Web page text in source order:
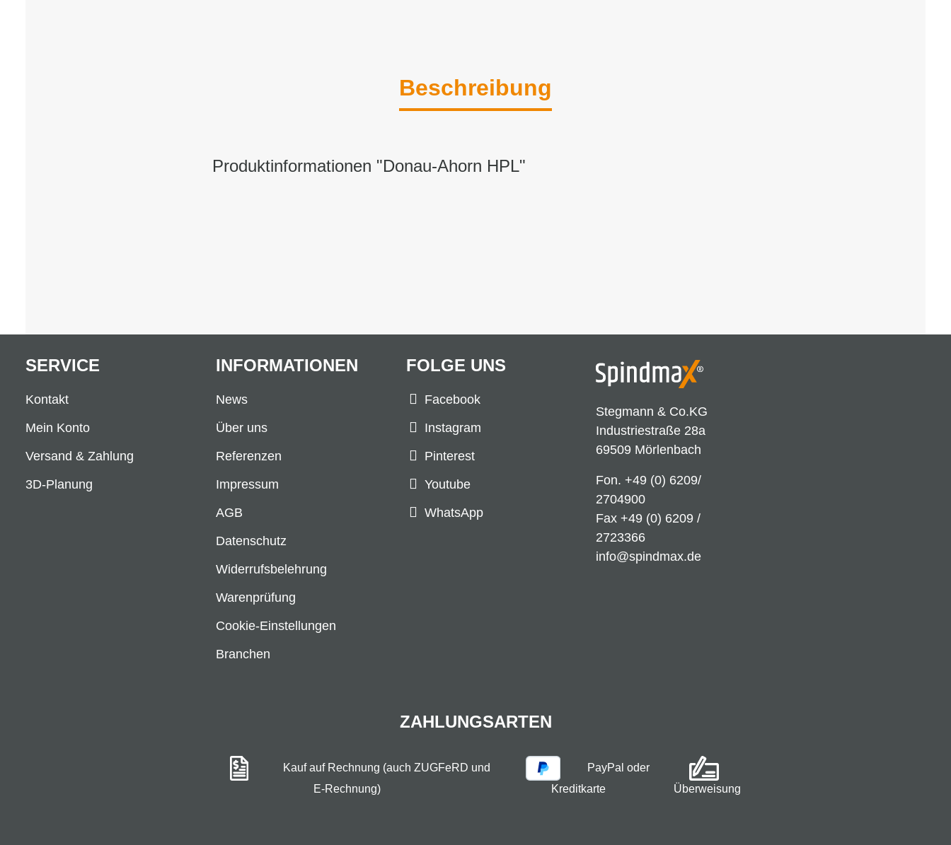
Beschreibung
Produktinformationen "Donau-Ahorn HPL"
Stegmann & Co.KG
Industriestraße 28a
69509 Mörlenbach
Fon. +49 (0) 6209/
2704900
Fax +49 (0) 6209 /
2723366
info@spindmax.de
FOLGE UNS
Facebook
Instagram
Pinterest
Youtube
WhatsApp
SERVICE
Kontakt
Mein Konto
Versand & Zahlung
3D-Planung
INFORMATIONEN
News
Über uns
Referenzen
Impressum
AGB
Datenschutz
Widerrufsbelehrung
Warenprüfung
Cookie-Einstellungen
Branchen
ZAHLUNGSARTEN
Kauf auf Rechnung (auch ZUGFeRD und
E-Rechnung)
PayPal oder
Kreditkarte
Überweisung